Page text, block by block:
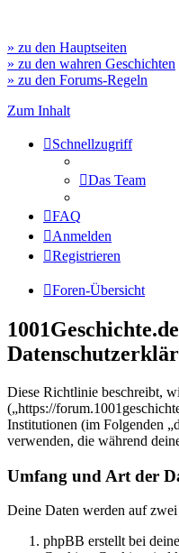
» zu den Hauptseiten
» zu den wahren Geschichten
» zu den Forums-Regeln
Zum Inhalt
Schnellzugriff
Das Team
FAQ
Anmelden
Registrieren
Foren-Übersicht
Diese Richtlinie beschreibt,
(„https://
Institutionen (im Folgenden
verwenden, die während
Umfang und Art der
Deine Daten werden auf
phpBB erstellt bei